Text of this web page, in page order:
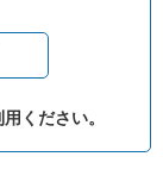
ください。